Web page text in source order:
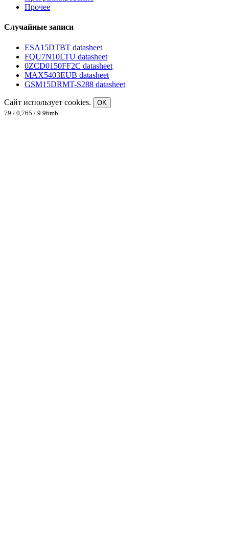
Прочее
Случайные записи
ESA15DTBT datasheet
FQU7N10LTU datasheet
0ZCD0150FF2C datasheet
MAX5403EUB datasheet
GSM15DRMT-S288 datasheet
Сайт использует cookies.
OK
79 / 0,765 / 9.96mb